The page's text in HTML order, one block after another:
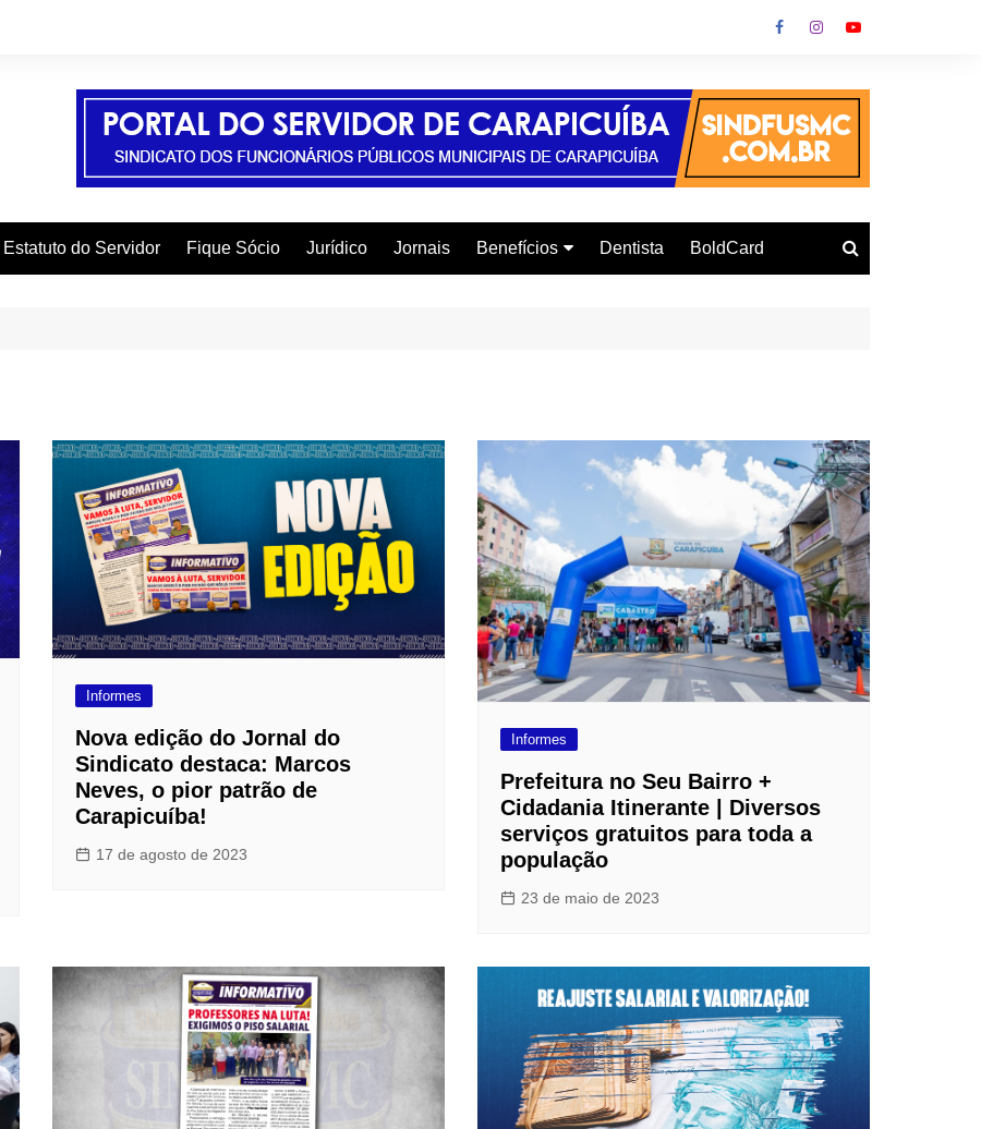
Estatuto do Servidor Fique Sócio Jurídico Jornais Benefícios
Eletrodomésticos
Farmácia
Floriculturas
Linha de Crédito
Roupas e Moda
Material de Construção
Mafisa Turismo
Nivalmix
Odontologia
Supermercado
Dentista BoldCard
Informes
Nova edição do Jornal do
Sindicato destaca: Marcos
Neves, o pior patrão de
Carapicuíba!
17 de agosto de 2023
Informes
Prefeitura no Seu Bairro +
Cidadania Itinerante | Diversos
serviços gratuitos para toda a
população
23 de maio de 2023